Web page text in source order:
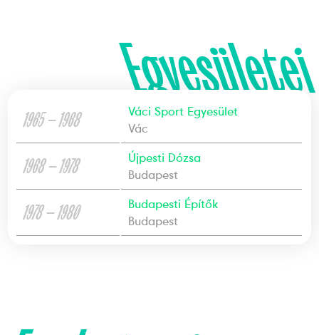
Egyesületei
1965 — 1968
Váci Sport Egyesület
Vác
1968 — 1978
Újpesti Dózsa
Budapest
1978 — 1980
Budapesti Építők
Budapest